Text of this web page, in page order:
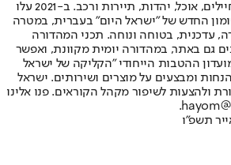
כלכלה וצרכנות, בריאות, חיילים, אוכל, יהדות, תיירות ורכב. ב-2021 עלו
החדש של "ישראל היום" בעברית, במטרה
עדכנית, בטוחה ונוחה. תכני המהדורה
גם באתר, במהדורה יומית מקוונת, ואפשר
ההטבות הייחודי "הקליקה של ישראל
ומבצעים על מוצרים ושירותים. ישראל
ולהצעות לשיפור מקהל הקוראים. פנו אלינו
תשפ"ו